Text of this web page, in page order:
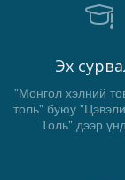
Эх
"Монгол хэлний
толь" буюу
Толь" дээр